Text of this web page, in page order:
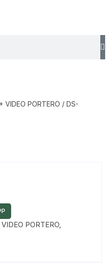
VIDEO PORTERO / DS-
PORTERO,